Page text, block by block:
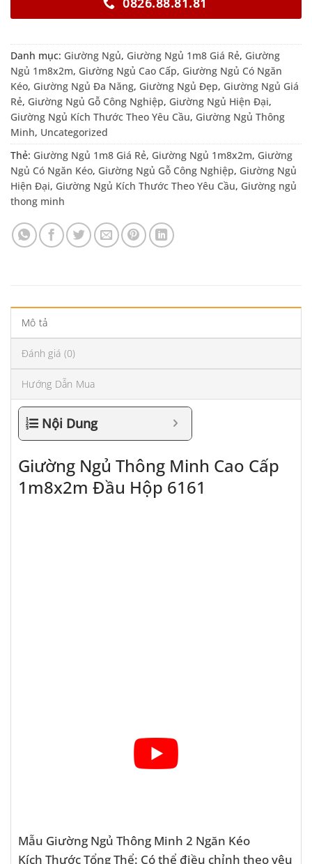
0826.88.81.81
Danh mục: Giường Ngủ, Giường Ngủ 1m8 Giá Rẻ, Giường
Ngủ 1m8x2m, Giường Ngủ Cao Cấp, Giường Ngủ Có Ngăn
Kéo, Giường Ngủ Đa Năng, Giường Ngủ Đẹp, Giường Ngủ Giá
Rẻ, Giường Ngủ Gỗ Công Nghiệp, Giường Ngủ Hiện Đại,
Giường Ngủ Kích Thước Theo Yêu Cầu, Giường Ngủ Thông
Minh, Uncategorized
Thẻ: Giường Ngủ 1m8 Giá Rẻ, Giường Ngủ 1m8x2m, Giường
Ngủ Có Ngăn Kéo, Giường Ngủ Gỗ Công Nghiệp, Giường Ngủ
Hiện Đại, Giường Ngủ Kích Thước Theo Yêu Cầu, Giường ngủ
thong minh
Mô tả
Đánh giá (0)
Hướng Dẫn Mua
Nội Dung
Giường Ngủ Thông Minh Cao Cấp
1m8x2m Đầu Hộp 6161
Mẫu Giường Ngủ Thông Minh 2 Ngăn Kéo
Kích Thước Tổng Thể: Có thể điều chỉnh theo yêu